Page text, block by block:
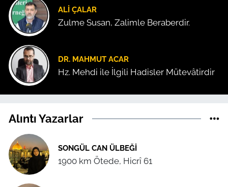
ALI ÇALAR
Zulme Susan, Zalimle Beraberdir.
DR. MAHMUT ACAR
Hz. Mehdi ile İlgili Hadisler Mütevâtirdir
Alıntı Yazarlar
SONGÜL CAN ÜLBEĞI
1900 km Ötede, Hicrî 61